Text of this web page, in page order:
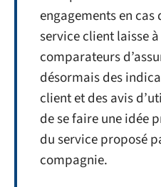
engagements en cas
service client laisse
comparateurs
désormais des
client et des avis
de se faire une idée
du service proposé
compagnie.